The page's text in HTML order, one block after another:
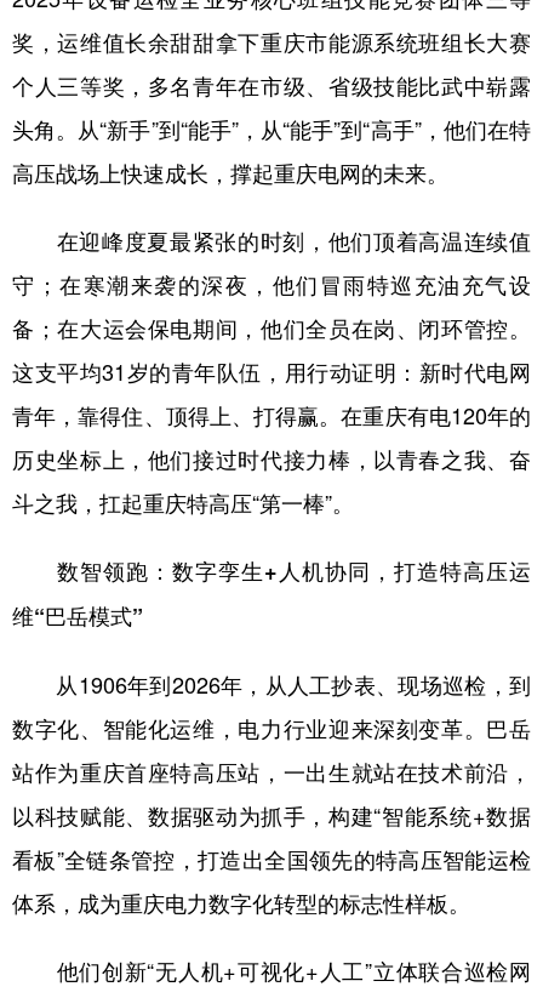
奖，运维值长余甜甜拿下重庆市能源系统班组长大赛
个人三等奖，多名青年在市级、省级技能比武中崭露
头角。从“新手”到“能手”，从“能手”到“高手”，他们在特
高压战场上快速成长，撑起重庆电网的未来。
在迎峰度夏最紧张的时刻，他们顶着高温连续值
守；在寒潮来袭的深夜，他们冒雨特巡充油充气设
备；在大运会保电期间，他们全员在岗、闭环管控。
这支平均31岁的青年队伍，用行动证明：新时代电网
青年，靠得住、顶得上、打得赢。在重庆有电120年的
历史坐标上，他们接过时代接力棒，以青春之我、奋
斗之我，扛起重庆特高压“第一棒”。
数智领跑：数字孪生+人机协同，打造特高压运
维“巴岳模式”
从1906年到2026年，从人工抄表、现场巡检，到
数字化、智能化运维，电力行业迎来深刻变革。巴岳
站作为重庆首座特高压站，一出生就站在技术前沿，
以科技赋能、数据驱动为抓手，构建“智能系统+数据
看板”全链条管控，打造出全国领先的特高压智能运检
体系，成为重庆电力数字化转型的标志性样板。
他们创新“无人机+可视化+人工”立体联合巡检网